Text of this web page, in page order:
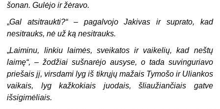
šonan. Gulėjo ir žėravo.
„Gal atsitraukti?“ – pagalvojo Jakivas ir suprato, kad
nesitrauks, nė už ką nesitrauks.
„Laiminu, linkiu laimės, sveikatos ir vaikelių, kad neštų
laimę“, – žodžiai sušnarėjo ausyse, o tada suvinguriavo
priešais jį, virsdami lyg iš tikrųjų mažais Tymošo ir Uliankos
vaikais, lyg kažkokiais juodais, šliaužiančiais gatve
išsigimėliais.